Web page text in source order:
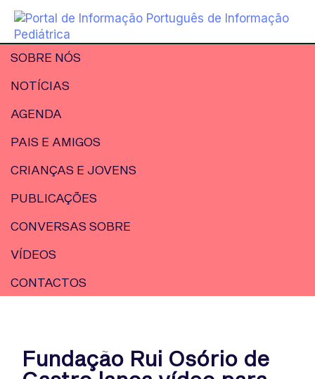
SOBRE NÓS
NOTÍCIAS
AGENDA
PAIS E AMIGOS
CRIANÇAS E JOVENS
PUBLICAÇÕES
CONVERSAS SOBRE
VÍDEOS
CONTACTOS
Fundação Rui Osório de